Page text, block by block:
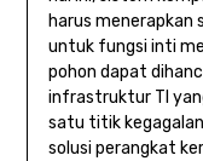
harus
untuk fungsi inti
pohon dapat
infrastruktur TI
satu titik
solusi perangkat